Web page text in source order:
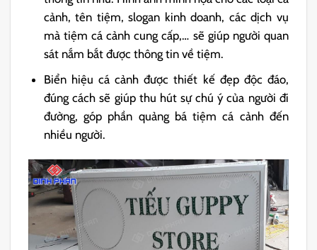
cảnh, tên tiệm, slogan kinh doanh, các dịch vụ
mà tiệm cá cảnh cung cấp,… sẽ giúp người quan
sát nắm bắt được thông tin về tiệm.
Biển hiệu cá cảnh được thiết kế đẹp độc đáo,
đúng cách sẽ giúp thu hút sự chú ý của người đi
đường, góp phần quảng bá tiệm cá cảnh đến
nhiều người.